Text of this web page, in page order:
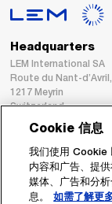
Headquarters
LEM International SA
Route du Nant-
1217 Meyrin
Switzerland
Fax : +41 22 794
Cookie 信息
我们使用 Cookie
内容和广告、提
媒体、广告和分
息。
如需了解更